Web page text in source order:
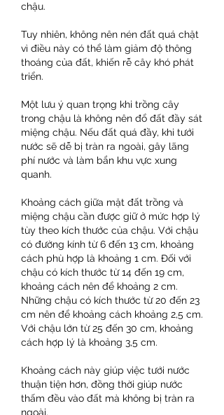
chậu.
Tuy nhiên, không nên nén đất quá chặt
vì điều này có thể làm giảm độ thông
thoáng của đất, khiến rễ cây khó phát
triển.
Một lưu ý quan trọng khi trồng cây
trong chậu là không nên đổ đất đầy sát
miệng chậu. Nếu đất quá đầy, khi tưới
nước sẽ dễ bị tràn ra ngoài, gây lãng
phí nước và làm bẩn khu vực xung
quanh.
Khoảng cách giữa mặt đất trồng và
miệng chậu cần được giữ ở mức hợp lý
tùy theo kích thước của chậu. Với chậu
có đường kính từ 6 đến 13 cm, khoảng
cách phù hợp là khoảng 1 cm. Đối với
chậu có kích thước từ 14 đến 19 cm,
khoảng cách nên để khoảng 2 cm.
Những chậu có kích thước từ 20 đến 23
cm nên để khoảng cách khoảng 2,5 cm.
Với chậu lớn từ 25 đến 30 cm, khoảng
cách hợp lý là khoảng 3,5 cm.
Khoảng cách này giúp việc tưới nước
thuận tiện hơn, đồng thời giúp nước
thấm đều vào đất mà không bị tràn ra
ngoài.